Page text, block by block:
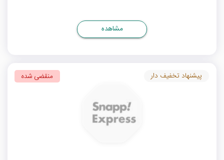
مشاهده
پیشنهاد تخفیف دار منقضی شده